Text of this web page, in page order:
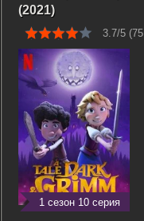
(2021)
3.7/5 (75
1 сезон 10 серия